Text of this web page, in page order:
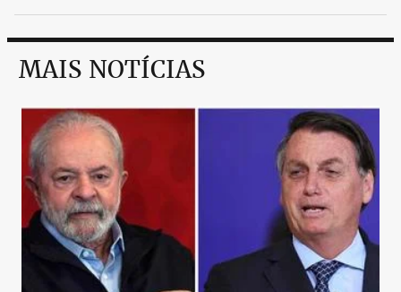
MAIS NOTÍCIAS